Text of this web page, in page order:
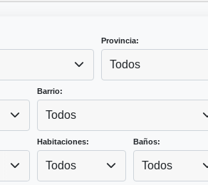
Provincia:
Todos
Barrio:
Todos
Habitaciones:
Todos
Baños:
Todos